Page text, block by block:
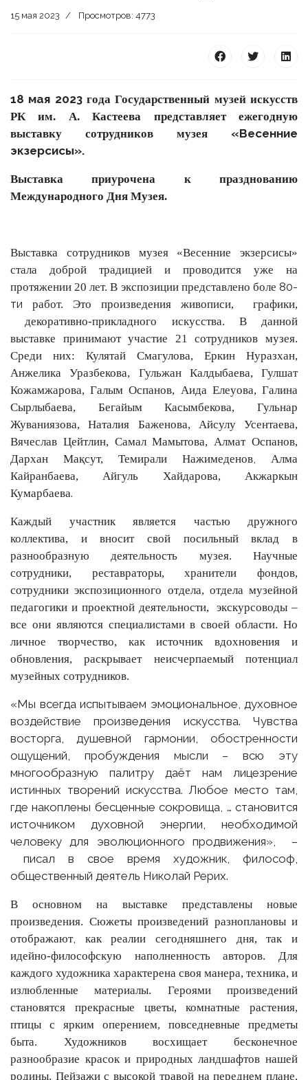
15 мая 2023 Просмотров: 4773
18 мая 2023 годаГосударственный музей искусств
РК им. А. Кастеева
представляетежегодную
выставку сотрудников музея «Весенние
экзерсисы».
Выставкаприурочена к празднованию
Международного Дня Музея.
Выставка сотрудников музея «Весенние экзерсисы»
стала доброй традицией и проводится уже на
протяжении 20 лет.В экспозиции представлено боле 80-
ти работ. Это произведения живописи, графики,
декоративно-прикладного искусства.
В данной
выставке принимают участие 21 сотрудников музея.
Среди них: Кулятай Смагулова, Еркин Нуразхан,
Анжелика Уразбекова, Гульжан Калдыбаева, Гулшат
Кожамжарова,Галым Оспанов, Аида Елеуова, Галина
Сырлыбаева, Бегайым Касымбекова,Гульнар
Жуваниязова, Наталия Баженова, Айсулу Усентаева,
Вячеслав Цейтлин, Самал Мамытова, Алмат Оспанов,
Дархан Мақсут, Темирали Нажимеденов, Алма
Кайранбаева, Айгуль Хайдарова, Акжаркын
Кумарбаева.
Каждый участник является частью дружного
коллектива, и вносит свой посильный вклад в
разнообразную деятельность музея. Научные
сотрудники, реставраторы, хранители фондов,
сотрудники экспозиционного отдела, отдела музейной
педагогики и проектной деятельности, экскурсоводы –
все они являются специалистами в своей области. Но
личное творчество, как источник вдохновения и
обновления, раскрывает неисчерпаемый потенциал
музейных сотрудников.
«Мы всегда испытываем эмоциональное, духовное
воздействие произведения искусства. Чувства
восторга, душевной гармонии, обостренности
ощущений, пробуждения мысли – всю эту
многообразную палитру даёт нам лицезрение
истинных творений искусства. Любое место там,
где накоплены бесценные сокровища, … становится
источником духовной энергии, необходимой
человеку для эволюционного продвижения», –
писал в свое время художник, философ,
общественный деятель Николай Рерих.
В основном на выставке представлены новые
произведения. Сюжеты произведений разноплановы и
отображают, как реалии сегодняшнего дня, так и
идейно-философскую наполненность авторов.
Для
каждого художника характерена своя манера, техника, и
излюбленные материалы. Героями произведений
становятся прекрасные цветы, комнатные растения,
птицы с ярким оперением, повседневные предметы
быта. Художников восхищает бесконечное
разнообразие красок и природных ландшафтов нашей
родины. Пейзажи с высокой травой на переднем плане,